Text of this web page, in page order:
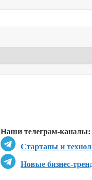
Наши телеграм-каналы:
Стартапы и
Новые бизнес-